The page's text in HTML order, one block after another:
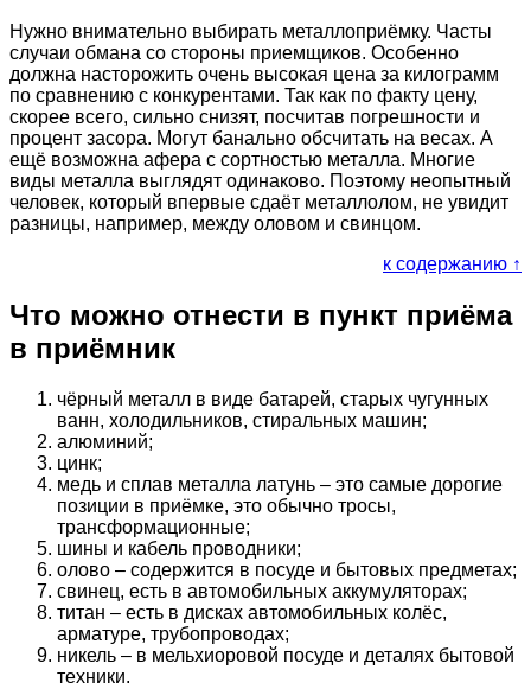
Нужно внимательно выбирать металлоприёмку. Часты
случаи обмана со стороны приемщиков. Особенно
должна насторожить очень высокая цена за килограмм
по сравнению с конкурентами. Так как по факту цену,
скорее всего, сильно снизят, посчитав погрешности и
процент засора. Могут банально обсчитать на весах. А
ещё возможна афера с сортностью металла. Многие
виды металла выглядят одинаково. Поэтому неопытный
человек, который впервые сдаёт металлолом, не увидит
разницы, например, между оловом и свинцом.
к содержанию ↑
Что можно отнести в пункт приёма
в приёмник
чёрный металл в виде батарей, старых чугунных
ванн, холодильников, стиральных машин;
алюминий;
цинк;
медь и сплав металла латунь – это самые дорогие
позиции в приёмке, это обычно тросы,
трансформационные;
шины и кабель проводники;
олово – содержится в посуде и бытовых предметах;
свинец, есть в автомобильных аккумуляторах;
титан – есть в дисках автомобильных колёс,
арматуре, трубопроводах;
никель – в мельхиоровой посуде и деталях бытовой
техники.